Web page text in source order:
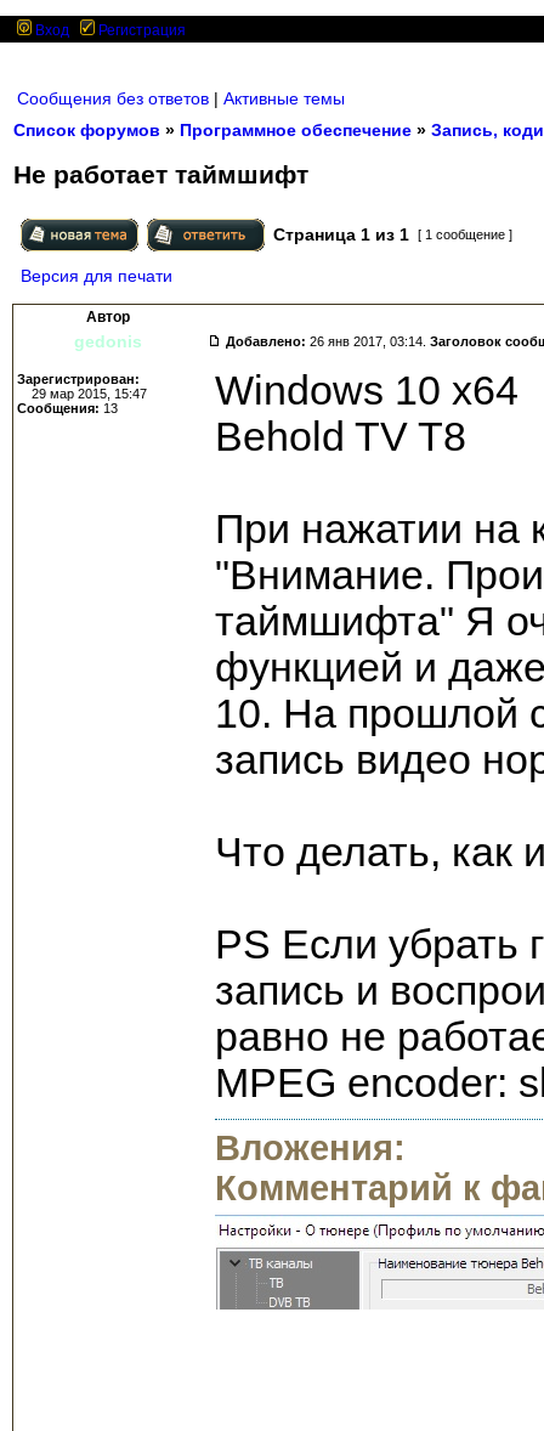
Вход Регистрация
Сообщения без ответов | Активные темы
Список форумов » Программное обеспечение » Запись,
Не работает таймшифт
Страница 1 из 1 [ 1 сообщение ]
Версия для печати
Автор
gedonis Добавлено: 26 янв 2017, 03:14. Заголовок
Зарегистрирован:
29 мар 2015, 15:47
Сообщения: 13
Windows 10 x64
Behold TV T8
При нажатии на
"Внимание.
таймшифта" Я
функцией и
10. На прошлой
запись видео
Что делать, как
PS Если убрать
запись и
равно не
MPEG encoder:
Вложения:
Комментарий к